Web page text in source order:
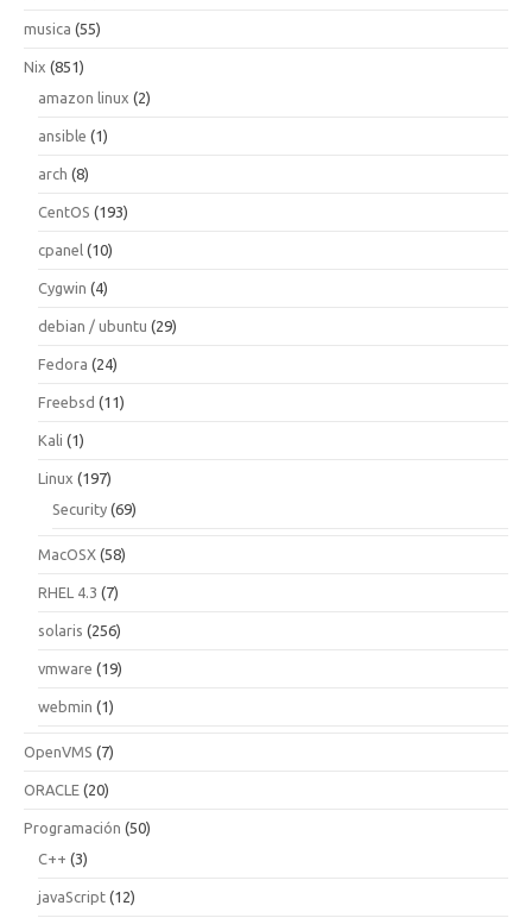
musica (55)
Nix (851)
amazon linux (2)
ansible (1)
arch (8)
CentOS (193)
cpanel (10)
Cygwin (4)
debian / ubuntu (29)
Fedora (24)
Freebsd (11)
Kali (1)
Linux (197)
Security (69)
MacOSX (58)
RHEL 4.3 (7)
solaris (256)
vmware (19)
webmin (1)
OpenVMS (7)
ORACLE (20)
Programación (50)
C++ (3)
javaScript (12)